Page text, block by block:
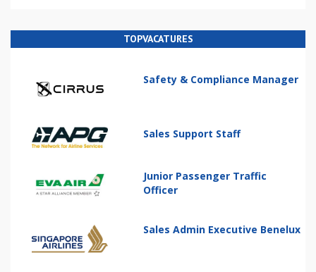
TOPVACATURES
Safety & Compliance Manager
Sales Support Staff
Junior Passenger Traffic
Officer
Sales Admin Executive Benelux